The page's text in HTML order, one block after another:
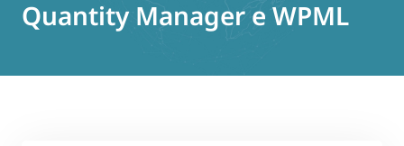
Quantity Manager e WPML